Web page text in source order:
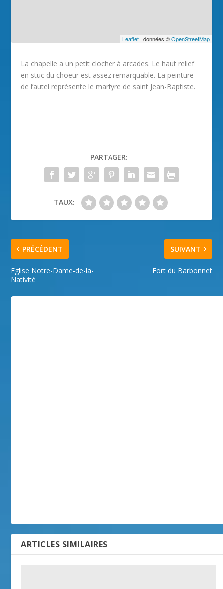
Leaflet| données ©OpenStreetMap
La chapelle a un petit clocher à arcades. Le haut relief
en stuc du choeur est assez remarquable. La peinture
de l’autel représente le martyre de saint Jean-Baptiste.
PARTAGER:
TAUX:
PRÉCÉDENT
Eglise Notre-Dame-de-la-
Nativité
SUIVANT
Fort du Barbonnet
ARTICLES SIMILAIRES